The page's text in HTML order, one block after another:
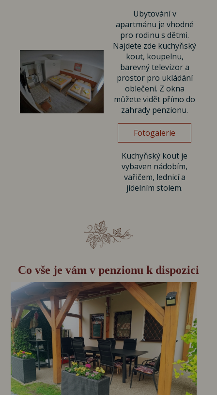
Ubytování v
apartmánu je vhodné
pro rodinu s dětmi.
Najdete zde kuchyňský
kout, koupelnu,
barevný televizor a
prostor pro ukládání
oblečení. Z okna
můžete vidět přímo do
zahrady penzionu.
Fotogalerie
Kuchyňský kout je
vybaven nádobím,
vařičem, lednicí a
jídelním stolem.
Co vše je vám v penzionu k dispozici